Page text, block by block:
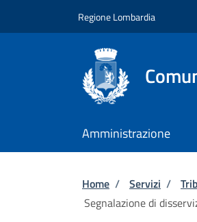
Regione Lombardia
Amministrazione
Briciole
Home / Servizi /
Segnalazione di